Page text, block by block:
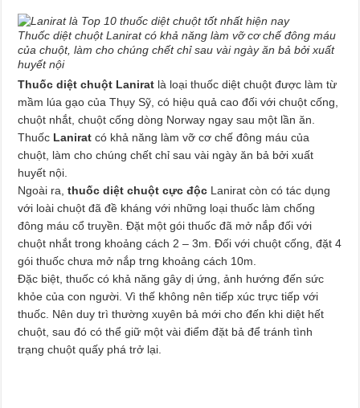
Thuốc diệt chuột Lanirat có khả năng làm vỡ cơ chế đông máu
của chuột, làm cho chúng chết chỉ sau vài ngày ăn bả bởi xuất
huyết nội
Thuốc diệt chuột Lanirat là loại thuốc diệt chuột được làm từ
mầm lúa gạo của Thụy Sỹ, có hiệu quả cao đối với chuột cống,
chuột nhắt, chuột cống dòng Norway ngay sau một lần ăn.
Thuốc Lanirat có khả năng làm vỡ cơ chế đông máu của
chuột, làm cho chúng chết chỉ sau vài ngày ăn bả bởi xuất
huyết nội.
Ngoài ra,thuốc diệt chuột cực độc Lanirat còn có tác dụng
với loài chuột đã đề kháng với những loại thuốc làm chống
đông máu cổ truyền. Đặt một gói thuốc đã mở nắp đối với
chuột nhắt trong khoảng cách 2 – 3m. Đối với chuột cống, đặt 4
gói thuốc chưa mở nắp trng khoảng cách 10m.
Đặc biệt, thuốc có khả năng gây dị ứng, ảnh hướng đến sức
khỏe của con người. Vì thế không nên tiếp xúc trực tiếp với
thuốc. Nên duy trì thường xuyên bả mới cho đến khi diệt hết
chuột, sau đó có thể giữ một vài điểm đặt bả để tránh tình
trạng chuột quấy phá trở lại.